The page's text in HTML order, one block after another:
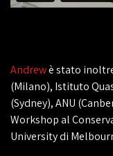
Andrewè stato
(Milano), Istituto
(Sydney), ANU
Workshop al
University di